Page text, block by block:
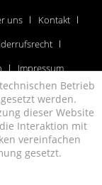
uns
Kontakt
Impressum
Betrieb
werden.
dieser Website
Interaktion mit
vereinfachen
gesetzt.